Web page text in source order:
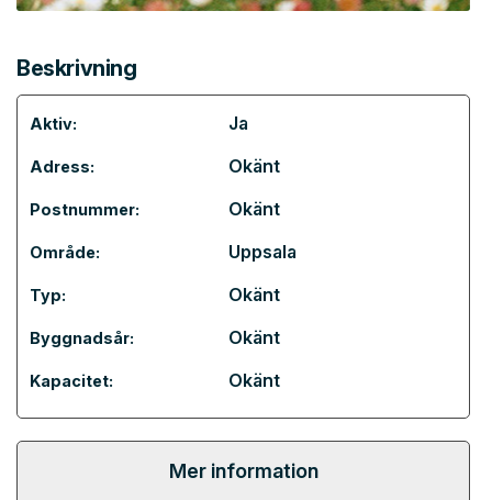
Beskrivning
Aktiv: Ja
Adress: Okänt
Postnummer: Okänt
Område: Uppsala
Typ: Okänt
Byggnadsår: Okänt
Kapacitet: Okänt
Mer information